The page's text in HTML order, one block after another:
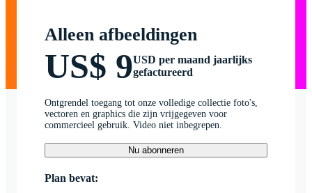
Alleen afbeeldingen
US$ 9USD per maand jaarlijks
gefactureerd
Ontgrendel toegang tot onze volledige collectie foto's,
vectoren en graphics die zijn vrijgegeven voor
commercieel gebruik. Video niet inbegrepen.
Nu abonneren
Plan bevat: